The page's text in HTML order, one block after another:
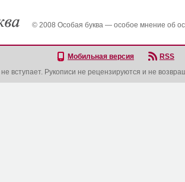
© 2008 Особая буква — особое мнение об
Мобильная версия
RSS
не вступает. Рукописи не рецензируются и не